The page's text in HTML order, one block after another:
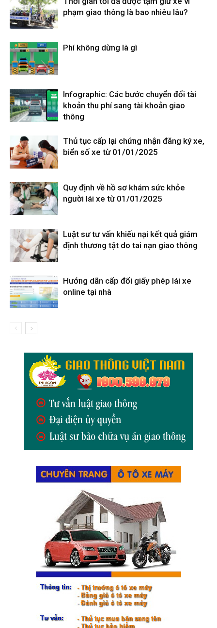
phạm giao thông là bao nhiêu lâu?
Phí không dừng là gì
Infographic: Các bước chuyển đổi tài
khoản thu phí sang tài khoản giao
thông
Thủ tục cấp lại chứng nhận đăng ký xe,
biển số xe từ 01/01/2025
Quy định về hồ sơ khám sức khỏe
người lái xe từ 01/01/2025
Luật sư tư vấn khiếu nại kết quả giám
định thương tật do tai nạn giao thông
Hướng dẫn cấp đổi giấy phép lái xe
online tại nhà